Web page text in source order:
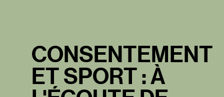
CONSENTEMENT
ET SPORT : À